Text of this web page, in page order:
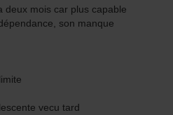
deux mois car plus capable
son manque
vecu tard